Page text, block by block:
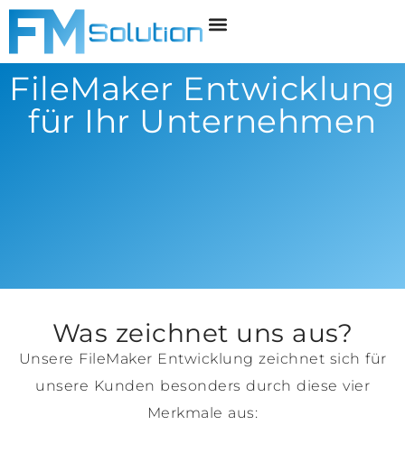
FileMaker Entwicklung
für Ihr Unternehmen
Was zeichnet uns aus?
Unsere FileMaker Entwicklung zeichnet sich für
unsere Kunden besonders durch diese vier
Merkmale aus: